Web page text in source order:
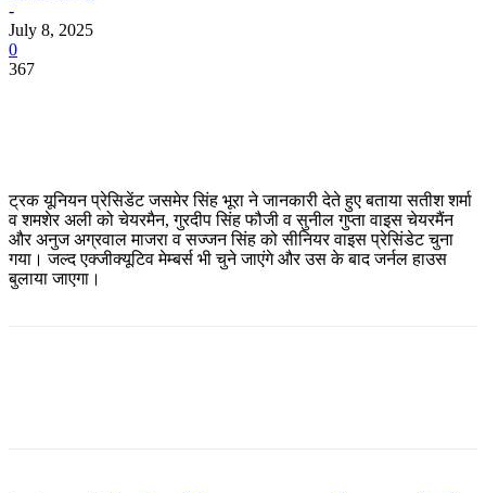
-
July 8, 2025
0
367
ट्रक यूनियन प्रेसिडेंट जसमेर सिंह भूरा ने जानकारी देते हुए बताया सतीश शर्मा
व शमशेर अली को चेयरमैन, गुरदीप सिंह फौजी व सुनील गुप्ता वाइस चेयरमैंन
और अनुज अग्रवाल माजरा व सज्जन सिंह को सीनियर वाइस प्रेसिंडेट चुना
गया। जल्द एक्जीक्यूटिव मेम्बर्स भी चुने जाएंगे और उस के बाद जर्नल हाउस
बुलाया जाएगा।